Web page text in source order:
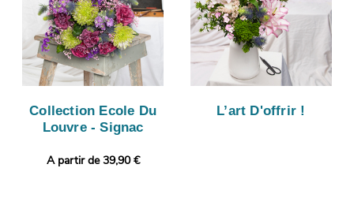
Collection Ecole Du
Louvre - Signac
A partir de 39,90 €
L’art D'offrir !